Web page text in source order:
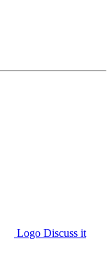
Logo Discuss it